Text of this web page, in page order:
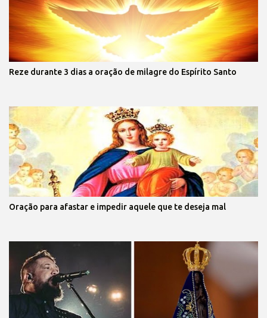
Reze durante 3 dias a oração de milagre do Espírito Santo
Oração para afastar e impedir aquele que te deseja mal